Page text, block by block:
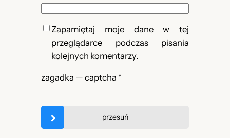
Zapamiętaj moje dane w tej
przeglądarce podczas pisania
kolejnych komentarzy.
zagadka — captcha *
przesuń